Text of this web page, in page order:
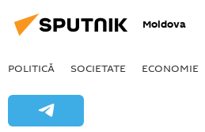
Moldova
POLITICĂ SOCIETATE ECONOMIE